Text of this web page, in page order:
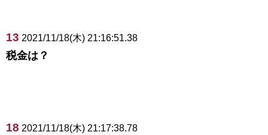
13 2021/11/18(木) 21:16:51.38
税金は？
18 2021/11/18(木) 21:17:38.78